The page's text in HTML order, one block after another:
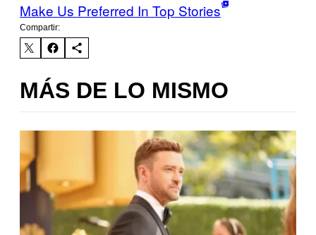
Make Us Preferred In Top Stories
Compartir:
MÁS DE LO MISMO